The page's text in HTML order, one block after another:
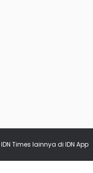
IDN Times lainnya di IDN App